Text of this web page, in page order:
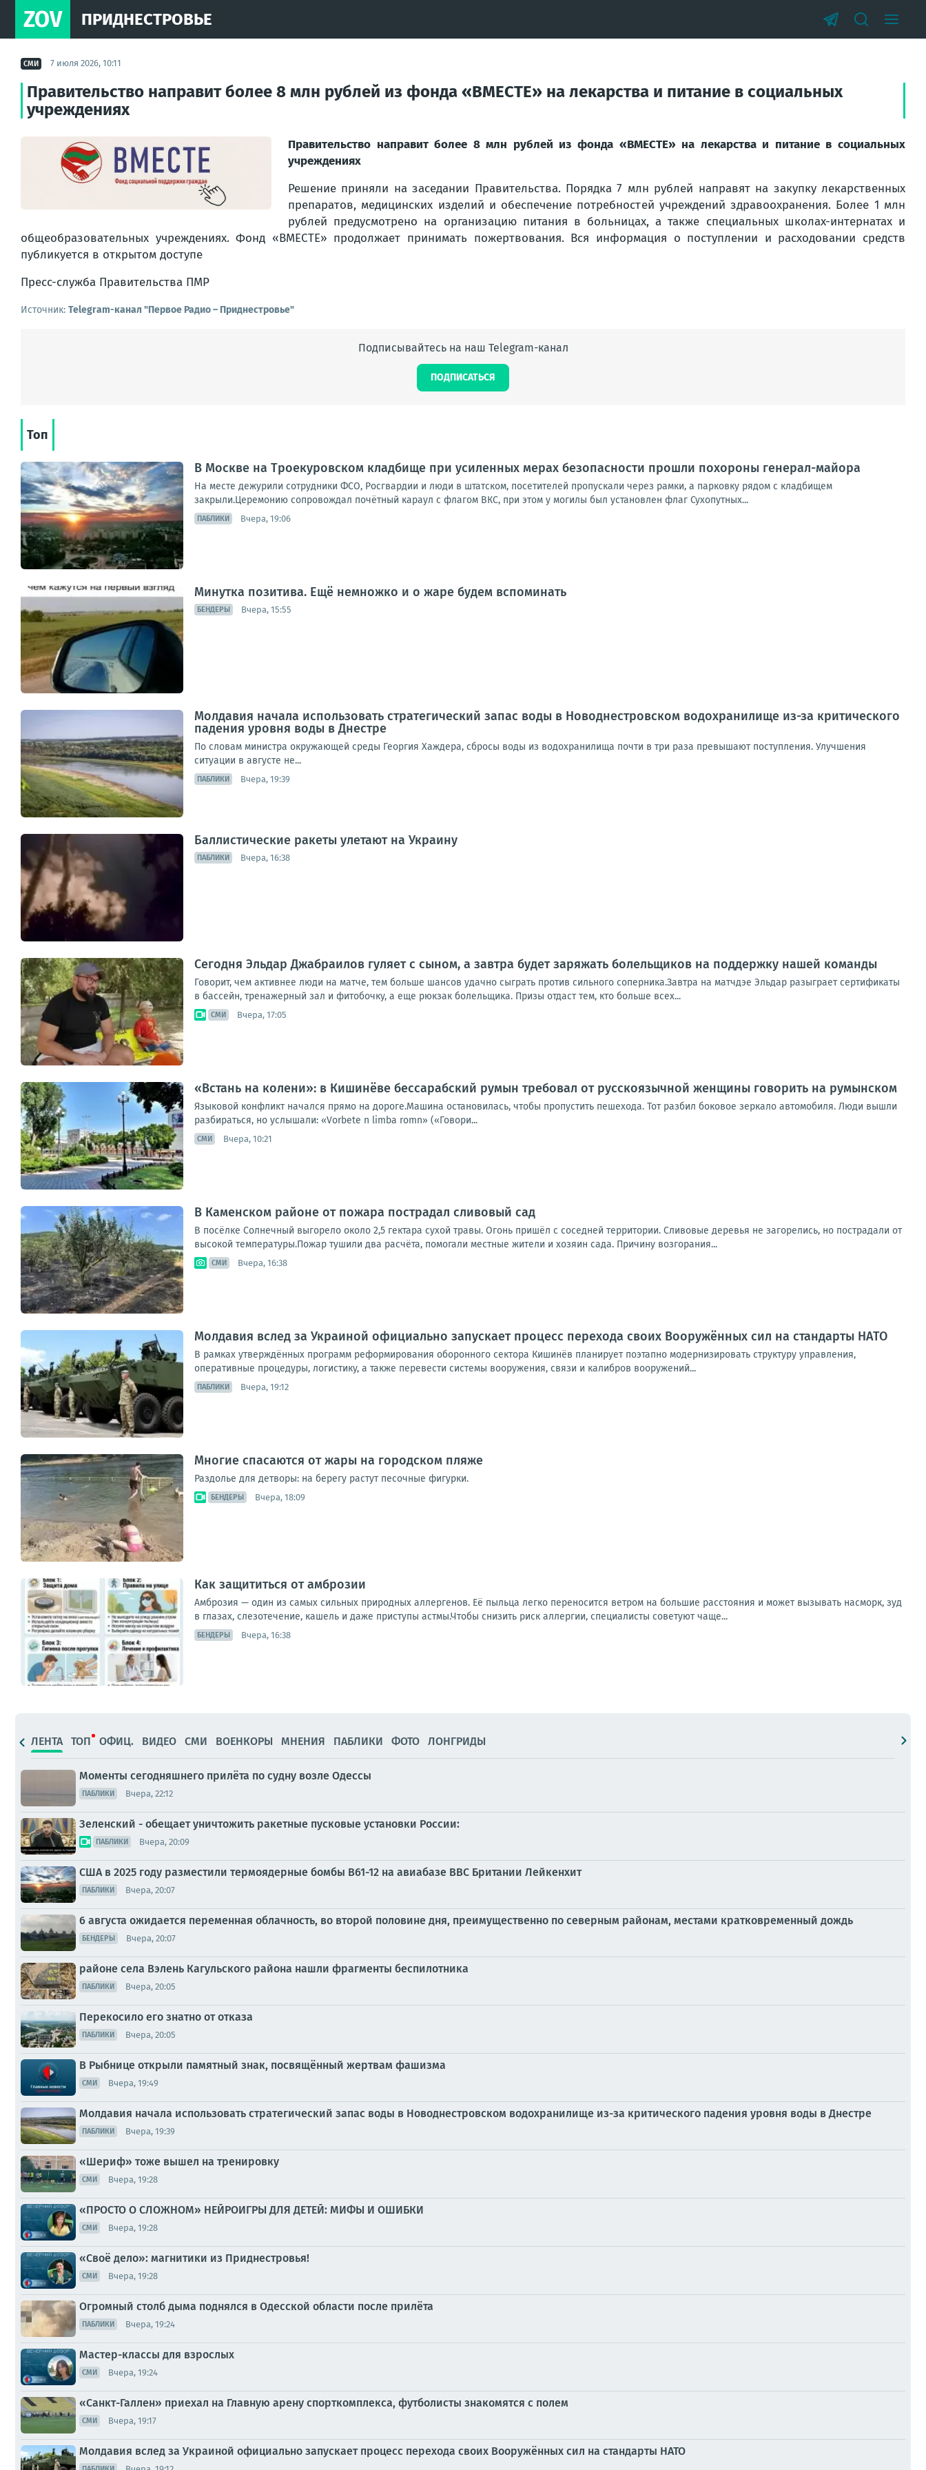
ZOV ПРИДНЕСТРОВЬЕ
СМИ 7 июля 2026, 10:11
Правительство направит более 8 млн рублей из фонда «ВМЕСТЕ» на лекарства и питание в социальных
учреждениях
Правительство направит более 8 млн рублей из фонда «ВМЕСТЕ» на лекарства и питание в социальных
учреждениях
Решение приняли на заседании Правительства. Порядка 7 млн рублей направят на закупку лекарственных
препаратов, медицинских изделий и обеспечение потребностей учреждений здравоохранения. Более 1 млн
рублей предусмотрено на организацию питания в больницах, а также специальных школах-интернатах и
общеобразовательных учреждениях. Фонд «ВМЕСТЕ» продолжает принимать пожертвования. Вся информация о поступлении и расходовании средств
публикуется в открытом доступе
Пресс-служба Правительства ПМР
Источник: Telegram-канал "Первое Радио – Приднестровье"
Подписывайтесь на наш Telegram-канал
ПОДПИСАТЬСЯ
Топ
В Москве на Троекуровском кладбище при усиленных мерах безопасности прошли похороны генерал-майора
На месте дежурили сотрудники ФСО, Росгвардии и люди в штатском, посетителей пропускали через рамки, а парковку рядом с кладбищем
закрыли.Церемонию сопровождал почётный караул с флагом ВКС, при этом у могилы был установлен флаг Сухопутных...
ПАБЛИКИ Вчера, 19:06
Минутка позитива. Ещё немножко и о жаре будем вспоминать
БЕНДЕРЫ Вчера, 15:55
Молдавия начала использовать стратегический запас воды в Новоднестровском водохранилище из-за критического
падения уровня воды в Днестре
По словам министра окружающей среды Георгия Хаждера, сбросы воды из водохранилища почти в три раза превышают поступления. Улучшения
ситуации в августе не...
ПАБЛИКИ Вчера, 19:39
Баллистические ракеты улетают на Украину
ПАБЛИКИ Вчера, 16:38
Сегодня Эльдар Джабраилов гуляет с сыном, а завтра будет заряжать болельщиков на поддержку нашей команды
Говорит, чем активнее люди на матче, тем больше шансов удачно сыграть против сильного соперника.Завтра на матчдэе Эльдар разыграет сертификаты
в бассейн, тренажерный зал и фитобочку, а еще рюкзак болельщика. Призы отдаст тем, кто больше всех...
СМИ Вчера, 17:05
«Встань на колени»: в Кишинёве бессарабский румын требовал от русскоязычной женщины говорить на румынском
Языковой конфликт начался прямо на дороге.Машина остановилась, чтобы пропустить пешехода. Тот разбил боковое зеркало автомобиля. Люди вышли
разбираться, но услышали: «Vorbete n limba romn» («Говори...
СМИ Вчера, 10:21
В Каменском районе от пожара пострадал сливовый сад
В посёлке Солнечный выгорело около 2,5 гектара сухой травы. Огонь пришёл с соседней территории. Сливовые деревья не загорелись, но пострадали от
высокой температуры.Пожар тушили два расчёта, помогали местные жители и хозяин сада. Причину возгорания...
СМИ Вчера, 16:38
Молдавия вслед за Украиной официально запускает процесс перехода своих Вооружённых сил на стандарты НАТО
В рамках утверждённых программ реформирования оборонного сектора Кишинёв планирует поэтапно модернизировать структуру управления,
оперативные процедуры, логистику, а также перевести системы вооружения, связи и калибров вооружений...
ПАБЛИКИ Вчера, 19:12
Многие спасаются от жары на городском пляже
Раздолье для детворы: на берегу растут песочные фигурки.
БЕНДЕРЫ Вчера, 18:09
Как защититься от амброзии
Амброзия — один из самых сильных природных аллергенов. Её пыльца легко переносится ветром на большие расстояния и может вызывать насморк, зуд
в глазах, слезотечение, кашель и даже приступы астмы.Чтобы снизить риск аллергии, специалисты советуют чаще...
БЕНДЕРЫ Вчера, 16:38
ЛЕНТА ТОП ОФИЦ. ВИДЕО СМИ ВОЕНКОРЫ МНЕНИЯ ПАБЛИКИ ФОТО ЛОНГРИДЫ
Моменты сегодняшнего прилёта по судну возле Одессы
ПАБЛИКИ Вчера, 22:12
Зеленский - обещает уничтожить ракетные пусковые установки России:
ПАБЛИКИ Вчера, 20:09
США в 2025 году разместили термоядерные бомбы B61-12 на авиабазе ВВС Британии Лейкенхит
ПАБЛИКИ Вчера, 20:07
6 августа ожидается переменная облачность, во второй половине дня, преимущественно по северным районам, местами кратковременный дождь
БЕНДЕРЫ Вчера, 20:07
районе села Вэлень Кагульского района нашли фрагменты беспилотника
ПАБЛИКИ Вчера, 20:05
Перекосило его знатно от отказа
ПАБЛИКИ Вчера, 20:05
В Рыбнице открыли памятный знак, посвящённый жертвам фашизма
СМИ Вчера, 19:49
Молдавия начала использовать стратегический запас воды в Новоднестровском водохранилище из-за критического падения уровня воды в Днестре
ПАБЛИКИ Вчера, 19:39
«Шериф» тоже вышел на тренировку
СМИ Вчера, 19:28
«ПРОСТО О СЛОЖНОМ» НЕЙРОИГРЫ ДЛЯ ДЕТЕЙ: МИФЫ И ОШИБКИ
СМИ Вчера, 19:28
«Своё дело»: магнитики из Приднестровья!
СМИ Вчера, 19:28
Огромный столб дыма поднялся в Одесской области после прилёта
ПАБЛИКИ Вчера, 19:24
Мастер-классы для взрослых
СМИ Вчера, 19:24
«Санкт-Галлен» приехал на Главную арену спорткомплекса, футболисты знакомятся с полем
СМИ Вчера, 19:17
Молдавия вслед за Украиной официально запускает процесс перехода своих Вооружённых сил на стандарты НАТО